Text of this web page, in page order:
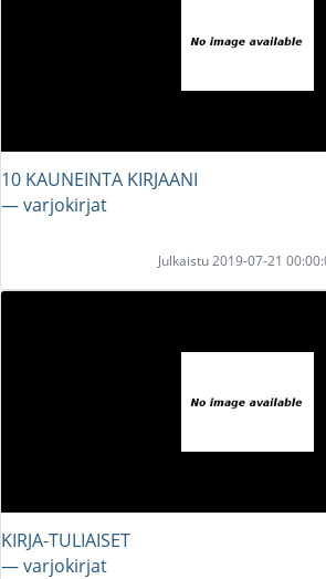
10 KAUNEINTA KIRJAANI
― varjokirjat
Julkaistu 2019-07-21
KIRJA-TULIAISET
― varjokirjat